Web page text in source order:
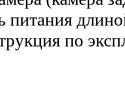
питания
по